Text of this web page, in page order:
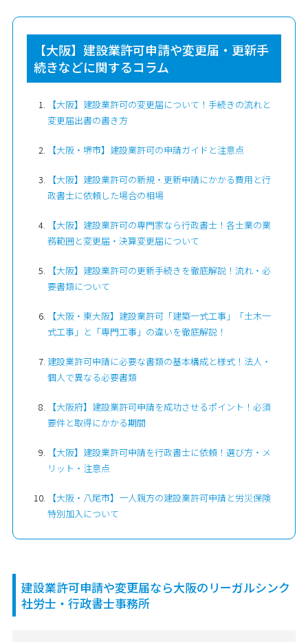
【大阪】建設業許可申請や変更届・更新手
続きなどに関するコラム
【大阪】建設業許可の変更届について！手続きの流れと
変更届出書の書き方
【大阪・堺市】建設業許可の申請ガイドと注意点
【大阪】建設業許可の新規・更新申請にかかる費用と行
政書士に依頼した場合の相場
【大阪】建設業許可の専門家なら行政書士！各士業の業
務範囲と変更届・決算変更届について
【大阪】建設業許可の更新手続きを徹底解説！流れ・必
要書類について
【大阪・東大阪】建設業許可「建築一式工事」「土木一
式工事」と「専門工事」の違いを徹底解説！
建設業許可申請に必要な書類の基本構成と様式！法人・
個人で異なる必要書類
【大阪府】建設業許可申請を成功させるポイント！必須
要件と取得にかかる期間
【大阪】建設業許可申請を行政書士に依頼！選び方・メ
リット・注意点
【大阪・八尾市】一人親方の建設業許可申請と労災保険
特別加入について
建設業許可申請や変更届なら大阪のリーガルシンク
社労士・行政書士事務所